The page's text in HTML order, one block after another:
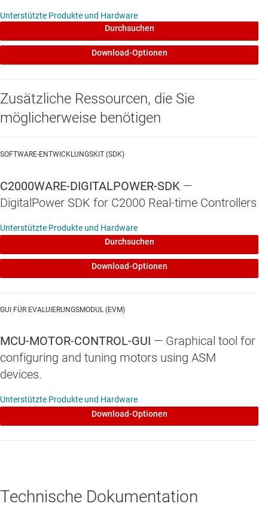
Erweiterter Gleitmodus-Beobachter für offene
Lösungen, am besten bei hohen
Geschwindigkeiten
FAST™-Softwarebeobachter für
erstklassige Rotorfluss-, Winkel-,
Identifikation der Motorparameter
Automatische Abstimmung des
Beobachters und des
Premium-Leistung für Anwendungen mit
Referenzdesigns können die folgenden Beispiele
Senden von Befehlen über CAN-Schnittstelle,
Frequenzeingang
Feldschwächung
Erkennung/Schutz vor Phasenausfall
Unterstützte Produkte und Hardware
Durchsuchen
Download-Optionen
Zusätzliche Ressourcen, die Sie
möglicherweise benötigen
SOFTWARE-ENTWICKLUNGSKIT (SDK)
C2000WARE-DIGITALPOWER-SDK —
DigitalPower SDK for C2000 Real-time Controllers
Unterstützte Produkte und Hardware
Durchsuchen
Download-Optionen
GUI FÜR EVALUIERUNGSMODUL (EVM)
MCU-MOTOR-CONTROL-GUI — Graphical tool for
configuring and tuning motors using ASM
devices.
Unterstützte Produkte und Hardware
Download-Optionen
Technische Dokumentation